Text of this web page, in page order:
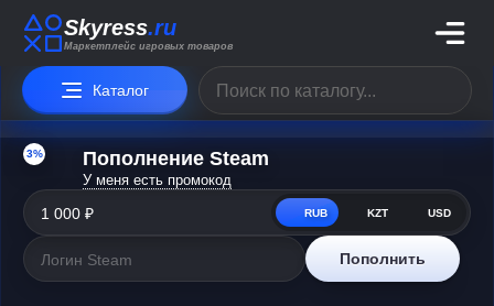
Skyress.ru
Маркетплейс игровых товаров
Каталог
3% Пополнение Steam
У меня есть промокод
RUB KZT USD
Пополнить